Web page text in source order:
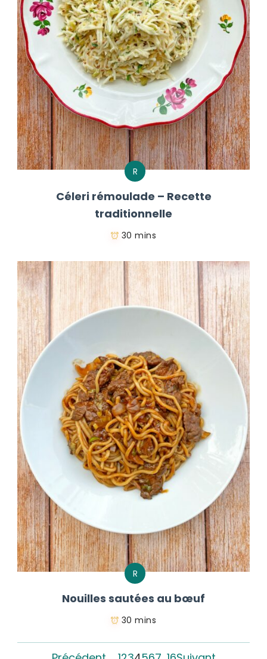
R
Céleri rémoulade – Recette
traditionnelle
30 mins
R
Nouilles sautées au bœuf
30 mins